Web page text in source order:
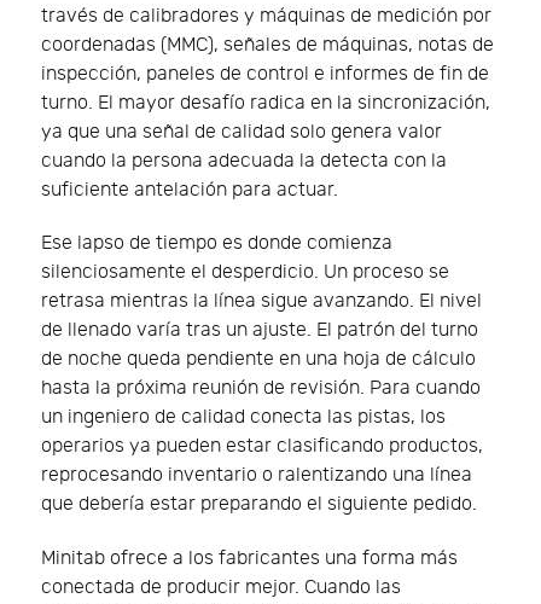
través de calibradores y máquinas de medición por
coordenadas (MMC), señales de máquinas, notas de
inspección, paneles de control e informes de fin de
turno. El mayor desafío radica en la sincronización,
ya que una señal de calidad solo genera valor
cuando la persona adecuada la detecta con la
suficiente antelación para actuar.
Ese lapso de tiempo es donde comienza
silenciosamente el desperdicio. Un proceso se
retrasa mientras la línea sigue avanzando. El nivel
de llenado varía tras un ajuste. El patrón del turno
de noche queda pendiente en una hoja de cálculo
hasta la próxima reunión de revisión. Para cuando
un ingeniero de calidad conecta las pistas, los
operarios ya pueden estar clasificando productos,
reprocesando inventario o ralentizando una línea
que debería estar preparando el siguiente pedido.
Minitab ofrece a los fabricantes una forma más
conectada de producir mejor. Cuando las